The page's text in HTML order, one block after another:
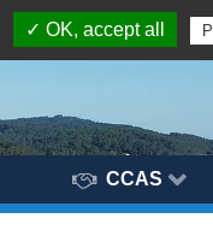
CCAS
✓ OK, accept all